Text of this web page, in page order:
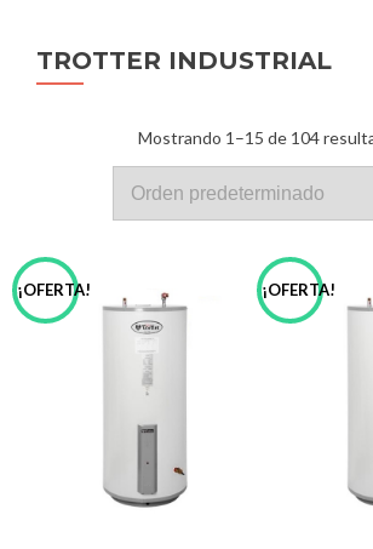
TROTTER INDUSTRIAL
Mostrando 1–15 de 104
¡OFERTA! ¡OFERTA!